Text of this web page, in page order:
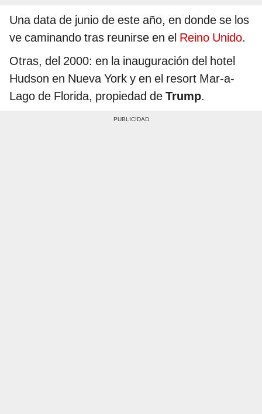
Una data de junio de este año, en donde se los
ve caminando tras reunirse en el Reino Unido.
Otras, del 2000: en la inauguración del hotel
Hudson en Nueva York y en el resort Mar-a-
Lago de Florida, propiedad de Trump.